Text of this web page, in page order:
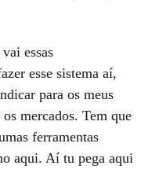
essas
esse sistema aí,
para os meus
mercados. Tem que
ferramentas
aqui. Aí tu pega aqui